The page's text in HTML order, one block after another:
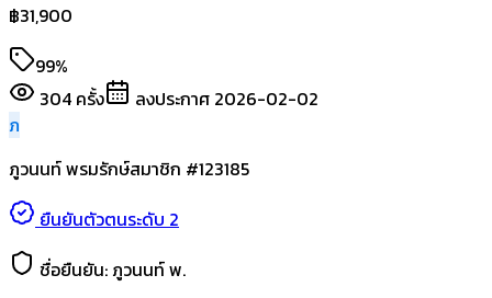
฿31,900
99%
304 ครั้ง ลงประกาศ 2026-02-02
ภ
ภูวนนท์ พรมรักษ์สมาชิก #123185
ยืนยันตัวตนระดับ 2
ชื่อยืนยัน: ภูวนนท์ พ.